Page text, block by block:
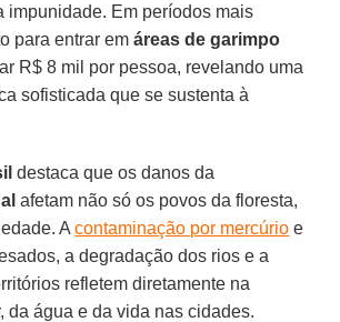
impunidade. Em períodos mais
para entrar em áreas de garimpo
R$ 8 mil por pessoa, revelando uma
sofisticada que se sustenta à
destaca que os danos da
afetam não só os povos da floresta,
Acontaminação por mercúrio e
a degradação dos rios e a
refletem diretamente na
da água e da vida nas cidades.